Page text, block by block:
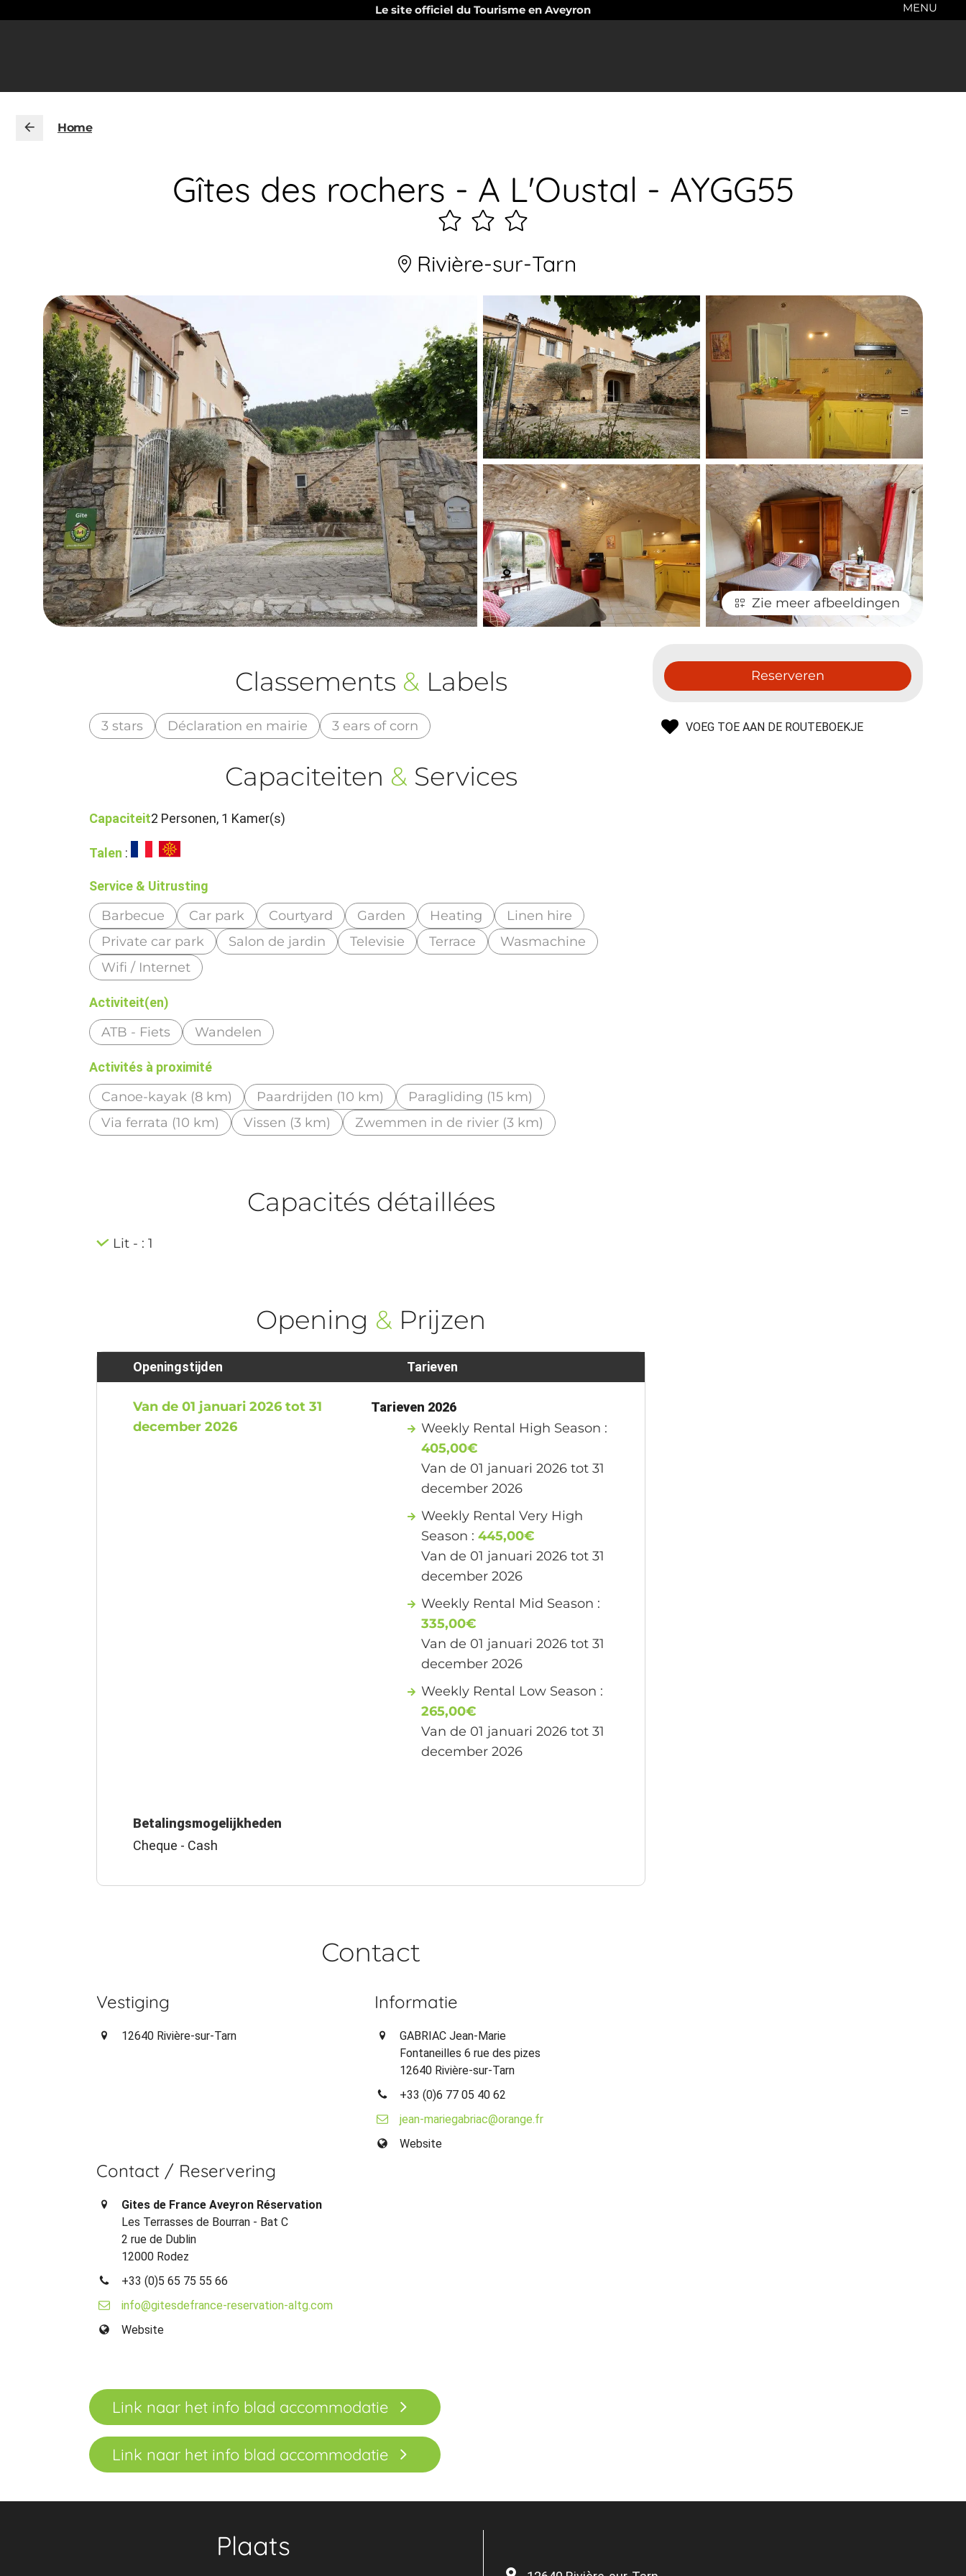
Le site officiel du Tourisme en Aveyron MENU
Home
Gîtes des rochers - A L'Oustal - AYGG55
3
étoiles
Rivière-sur-Tarn
Zie meer afbeeldingen
Reserveren
VOEG TOE AAN DE ROUTEBOEKJE
Classements & Labels
3 stars Déclaration en mairie 3 ears of corn
Capaciteiten & Services
Capaciteit2 Personen, 1 Kamer(s)
Talen :
Service & Uitrusting
Barbecue Car park Courtyard Garden Heating
Linen hire
Private car park
Salon de jardin Televisie Terrace
Wasmachine
Wifi / Internet
Activiteit(en)
ATB - Fiets Wandelen
Activités à proximité
Canoe-kayak (8 km) Paardrijden (10 km)
Paragliding (15 km)
Via ferrata (10 km)
Vissen (3 km) Zwemmen in de rivier (3 km)
Capacités détaillées
Lit - : 1
Opening & Prijzen
Openingstijden
Van de 01 januari 2026 tot 31
december 2026
Tarieven
Tarieven 2026
Weekly Rental High Season :
405,00€
Van de 01 januari 2026 tot 31
december 2026
Weekly Rental Very High
Season :445,00€
Van de 01 januari 2026 tot 31
december 2026
Weekly Rental Mid Season :
335,00€
Van de 01 januari 2026 tot 31
december 2026
Weekly Rental Low Season :
265,00€
Van de 01 januari 2026 tot 31
december 2026
Betalingsmogelijkheden
Cheque - Cash
Contact
Vestiging
12640 Rivière-sur-Tarn
Informatie
GABRIAC Jean-Marie
Fontaneilles 6 rue des pizes
12640 Rivière-sur-Tarn
+33 (0)6 77 05 40 62
jean-mariegabriac@orange.fr
Website
Contact / Reservering
Gites de France Aveyron Réservation
Les Terrasses de Bourran - Bat C
2 rue de Dublin
12000 Rodez
+33 (0)5 65 75 55 66
info@gitesdefrance-reservation-altg.com
Website
Link naar het info blad accommodatie
Link naar het info blad accommodatie
Plaats